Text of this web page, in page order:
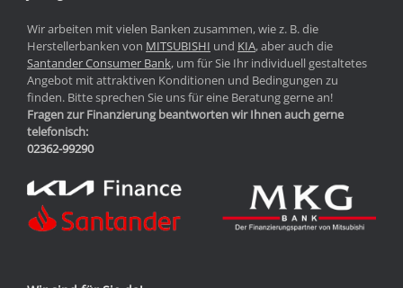
Wir arbeiten mit vielen Banken zusammen, wie z. B. die
Herstellerbanken von MITSUBISHI und KIA, aber auch die
Santander Consumer Bank, um für Sie Ihr individuell gestaltetes
Angebot mit attraktiven Konditionen und Bedingungen zu
finden. Bitte sprechen Sie uns für eine Beratung gerne an!
Fragen zur Finanzierung beantworten wir Ihnen auch gerne
telefonisch:
02362-99290